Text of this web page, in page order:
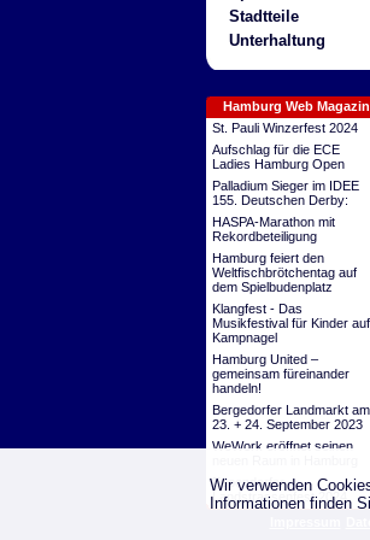
Wir verwenden
Informationen finden
Stadtteile
Unterhaltung
Hamburg Web Magazin
St. Pauli Winzerfest 2024
Aufschlag für die ECE
Ladies Hamburg Open
Palladium Sieger im IDEE
155. Deutschen Derby:
HASPA-Marathon mit
Rekordbeteiligung
Hamburg feiert den
Weltfischbrötchentag auf
dem Spielbudenplatz
Klangfest - Das
Musikfestival für Kinder auf
Kampnagel
Hamburg United –
gemeinsam füreinander
handeln!
Bergedorfer Landmarkt am
23. + 24. September 2023
WeWork eröffnet seinen
Eppendorfer
Landstrassenfest 2024